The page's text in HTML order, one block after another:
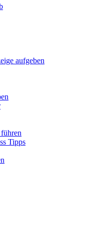
aufgeben
Tipps